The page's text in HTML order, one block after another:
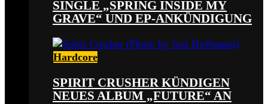
SINGLE „SPRING INSIDE MY
GRAVE“ UND EP-ANKÜNDIGUNG
Hardcore
SPIRIT CRUSHER KÜNDIGEN
NEUES ALBUM „FUTURE“ AN